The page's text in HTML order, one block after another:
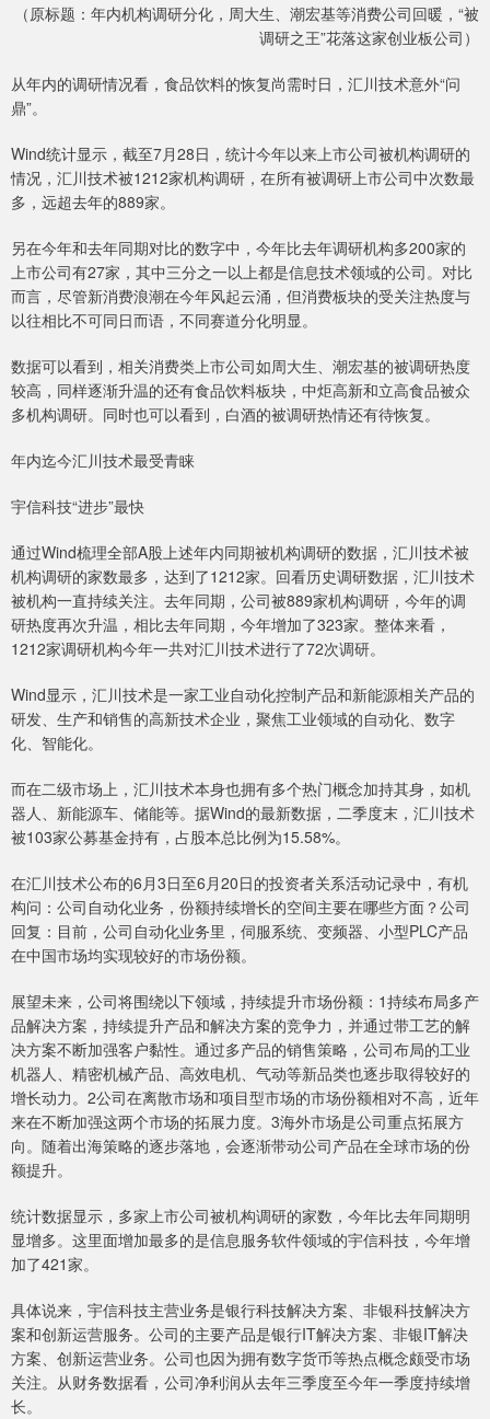
（原标题：年内机构调研分化，周大生、潮宏基等消费公司回暖，“被
调研之王”花落这家创业板公司）
从年内的调研情况看，食品饮料的恢复尚需时日，汇川技术意外“问
鼎”。
Wind统计显示，截至7月28日，统计今年以来上市公司被机构调研的
情况，汇川技术被1212家机构调研，在所有被调研上市公司中次数最
多，远超去年的889家。
另在今年和去年同期对比的数字中，今年比去年调研机构多200家的
上市公司有27家，其中三分之一以上都是信息技术领域的公司。对比
而言，尽管新消费浪潮在今年风起云涌，但消费板块的受关注热度与
以往相比不可同日而语，不同赛道分化明显。
数据可以看到，相关消费类上市公司如周大生、潮宏基的被调研热度
较高，同样逐渐升温的还有食品饮料板块，中炬高新和立高食品被众
多机构调研。同时也可以看到，白酒的被调研热情还有待恢复。
年内迄今汇川技术最受青睐
宇信科技“进步”最快
通过Wind梳理全部A股上述年内同期被机构调研的数据，汇川技术被
机构调研的家数最多，达到了1212家。回看历史调研数据，汇川技术
被机构一直持续关注。去年同期，公司被889家机构调研，今年的调
研热度再次升温，相比去年同期，今年增加了323家。整体来看，
1212家调研机构今年一共对汇川技术进行了72次调研。
Wind显示，汇川技术是一家工业自动化控制产品和新能源相关产品的
研发、生产和销售的高新技术企业，聚焦工业领域的自动化、数字
化、智能化。
而在二级市场上，汇川技术本身也拥有多个热门概念加持其身，如机
器人、新能源车、储能等。据Wind的最新数据，二季度末，汇川技术
被103家公募基金持有，占股本总比例为15.58%。
在汇川技术公布的6月3日至6月20日的投资者关系活动记录中，有机
构问：公司自动化业务，份额持续增长的空间主要在哪些方面？公司
回复：目前，公司自动化业务里，伺服系统、变频器、小型PLC产品
在中国市场均实现较好的市场份额。
展望未来，公司将围绕以下领域，持续提升市场份额：1持续布局多产
品解决方案，持续提升产品和解决方案的竞争力，并通过带工艺的解
决方案不断加强客户黏性。通过多产品的销售策略，公司布局的工业
机器人、精密机械产品、高效电机、气动等新品类也逐步取得较好的
增长动力。2公司在离散市场和项目型市场的市场份额相对不高，近年
来在不断加强这两个市场的拓展力度。3海外市场是公司重点拓展方
向。随着出海策略的逐步落地，会逐渐带动公司产品在全球市场的份
额提升。
统计数据显示，多家上市公司被机构调研的家数，今年比去年同期明
显增多。这里面增加最多的是信息服务软件领域的宇信科技，今年增
加了421家。
具体说来，宇信科技主营业务是银行科技解决方案、非银科技解决方
案和创新运营服务。公司的主要产品是银行IT解决方案、非银IT解决
方案、创新运营业务。公司也因为拥有数字货币等热点概念颇受市场
关注。从财务数据看，公司净利润从去年三季度至今年一季度持续增
长。